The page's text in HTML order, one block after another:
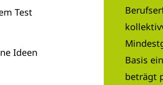
Test
Ideen
Basis
beträgt